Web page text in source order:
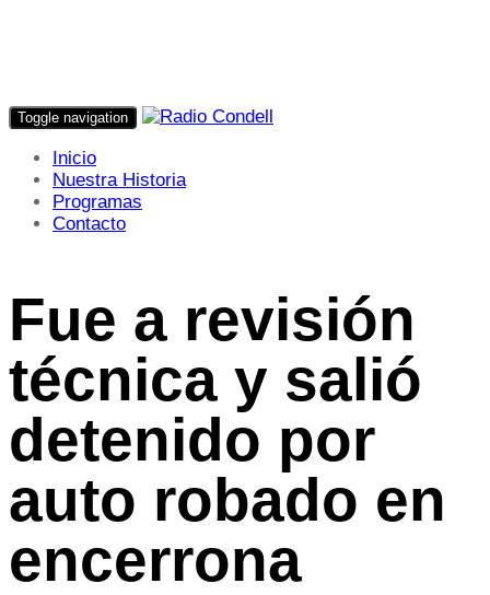
Toggle navigation
Inicio
Nuestra Historia
Programas
Contacto
Fue a revisión
técnica y salió
detenido por
auto robado en
encerrona